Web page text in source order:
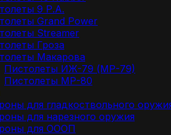
9 Р.А.
Grand Power
Streamer
Гроза
Макарова
Пистолеты ИЖ-79 (МР-79)
Пистолеты МР-80
для гладкоствольного
для нарезного оружия
для ОООП